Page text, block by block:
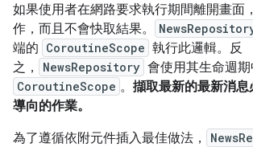
如果使用者在網路要求執行期間離開畫面
作，而且不會快取結果。
端的 CoroutineScope 執行此邏輯。反
之，
NewsRepository 會使用其生命週
CoroutineScope 。 擷取最新的最新消
導向的作業。
為了遵循依附元件插入最佳做法，